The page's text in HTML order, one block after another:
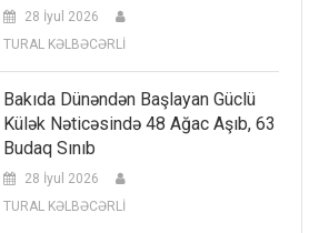
28 İyul 2026
TURAL KƏLBƏCƏRLİ
Bakıda Dünəndən Başlayan Güclü
Külək Nəticəsində 48 Ağac Aşıb, 63
Budaq Sınıb
28 İyul 2026
TURAL KƏLBƏCƏRLİ